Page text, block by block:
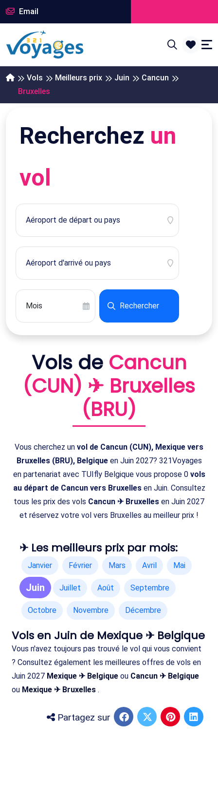
Email
Vols Meilleurs prix Juin
Cancun
Bruxelles
Recherchez un
vol
Rechercher
Vols de Cancun
(CUN) ✈ Bruxelles
(BRU)
Vous cherchez un vol de Cancun (CUN), Mexique vers
Bruxelles (BRU), Belgiqueen Juin 2027? 321Voyages
en partenariat avec TUIfly Belgique vous propose 0 vols
au départ de Cancun vers Bruxellesen Juin. Consultez
tous les prix des vols Cancun ✈ Bruxelles en Juin 2027
et réservez votre vol vers Bruxelles au meilleur prix !
✈ Les meilleurs prix par mois:
Janvier Février Mars Avril Mai
Juin Juillet Août Septembre
Octobre Novembre Décembre
Vols en Juin de Mexique ✈ Belgique
Vous n'avez toujours pas trouvé le vol qui vous convient
? Consultez également les meilleures offres de vols en
Juin 2027 Mexique ✈ Belgique ou Cancun ✈ Belgique
ou Mexique ✈ Bruxelles .
Partagez sur